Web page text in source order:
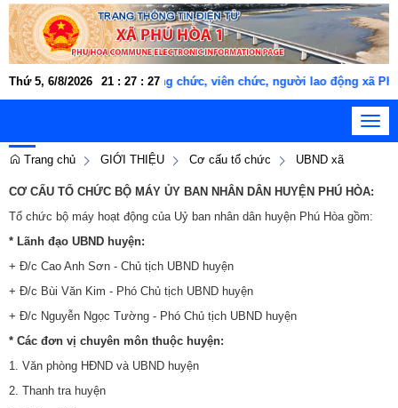
Thứ 5, 6/8/2026 21 : 27 : 27
Cán bộ, công chức, viên chức, người lao động xã Phú Hòa
Trang chủ
GIỚI THIỆU Cơ cấu tổ chức UBND xã
CƠ CẤU TỔ CHỨC BỘ MÁY ỦY BAN NHÂN DÂN HUYỆN PHÚ HÒA:
Tổ chức bộ máy hoạt động của Uỷ ban nhân dân huyện Phú Hòa gồm:
* Lãnh đạo UBND huyện:
+ Đ/c Cao Anh Sơn - Chủ tịch UBND huyện
+ Đ/c Bùi Văn Kim - Phó Chủ tịch UBND huyện
+ Đ/c Nguyễn Ngọc Tường - Phó Chủ tịch UBND huyện
* Các đơn vị chuyên môn thuộc huyện:
1. Văn phòng HĐND và UBND huyện
2. Thanh tra huyện